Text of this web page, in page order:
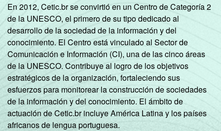
En 2012, Cetic.br se convirtió en un Centro de Categoría 2
de la UNESCO, el primero de su tipo dedicado al
desarrollo de la sociedad de la información y del
conocimiento. El Centro está vinculado al Sector de
Comunicación e Información (CI), una de las cinco áreas
de la UNESCO. Contribuye al logro de los objetivos
estratégicos de la organización, fortaleciendo sus
esfuerzos para monitorear la construcción de sociedades
de la información y del conocimiento. El ámbito de
actuación de Cetic.br incluye América Latina y los países
africanos de lengua portuguesa.